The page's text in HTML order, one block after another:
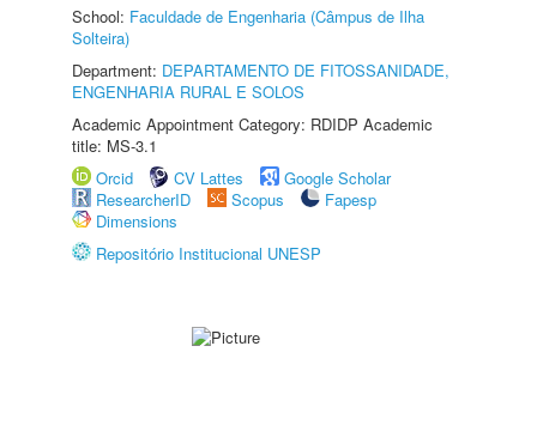
School: Faculdade de Engenharia (Câmpus de Ilha
Solteira)
Department: DEPARTAMENTO DE FITOSSANIDADE,
ENGENHARIA RURAL E SOLOS
Academic Appointment Category: RDIDP Academic
title: MS-3.1
Orcid
CV Lattes
Google Scholar
ResearcherID
Scopus
Fapesp
Dimensions
Repositório Institucional UNESP